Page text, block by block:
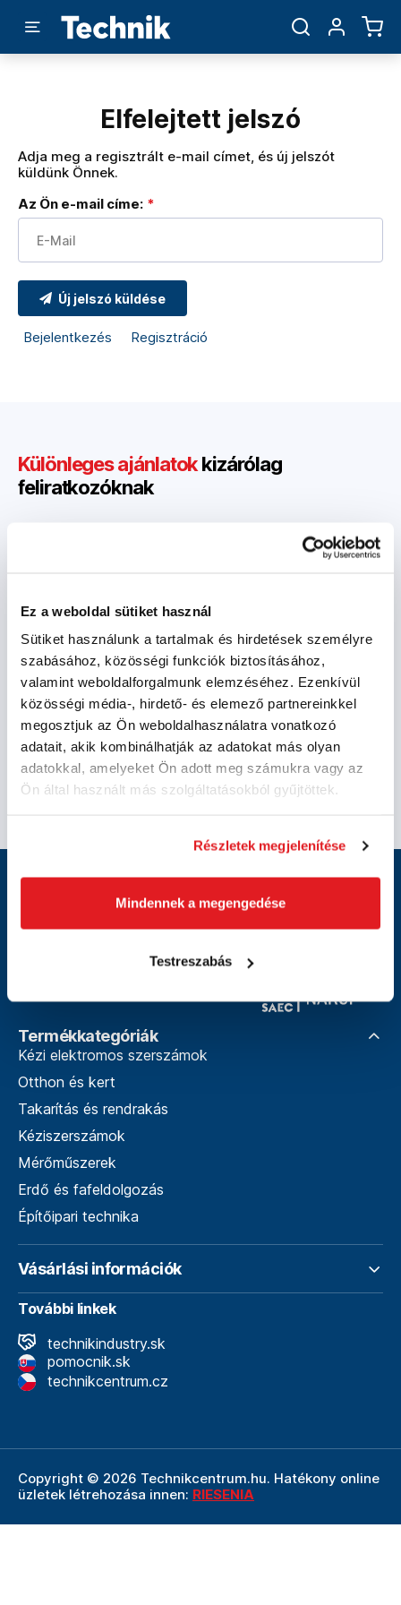
Ez a weboldal sütiket használ
Sütiket használunk a tartalmak és hirdetések személyre
szabásához, közösségi funkciók biztosításához,
valamint weboldalforgalmunk elemzéséhez. Ezenkívül
közösségi média-, hirdető- és elemező partnereinkkel
megosztjuk az Ön weboldalhasználatra vonatkozó
adatait, akik kombinálhatják az adatokat más olyan
adatokkal, amelyeket Ön adott meg számukra vagy az
Ön által használt más szolgáltatásokból gyűjtöttek.
Részletek megjelenítése
Mindennek a megengedése
Testreszabás
Elfelejtett jelszó
Adja meg a regisztrált e-mail címet, és új jelszót
küldünk Önnek.
Az Ön e-mail címe:
Új jelszó küldése
Bejelentkezés Regisztráció
Különleges ajánlatokkizárólag
feliratkozóknak
Rendszeres információk az új akciókról és
Hírlevél havonta legfeljebb egyszer az Ön
Küldés
Hozzájárulok e-mail címem feldolgozásához
promóciós e-mailek küldése céljából.További
információ itt .
Tanácsra van szüksége?
Nyitvatartási idő minden munkanapon 8:00–16:00
Termékkategóriák
Kézi elektromos szerszámok
Otthon és kert
Takarítás és rendrakás
Kéziszerszámok
Mérőműszerek
Erdő és fafeldolgozás
Építőipari technika
Vásárlási információk
További linkek
technikindustry.sk
pomocnik.sk
technikcentrum.cz
Copyright © 2026 Technikcentrum.hu. Hatékony online
üzletek létrehozása innen: RIESENIA